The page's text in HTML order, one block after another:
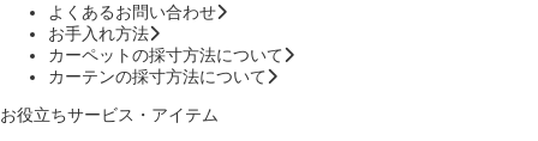
よくあるお問い合わせ
お手入れ方法
カーペットの採寸方法について
カーテンの採寸方法について
お役立ちサービス・アイテム